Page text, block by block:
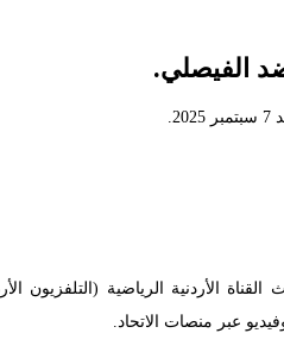
الفيصلي.
القناة الأردنية الرياضية (التلفزيون
عبر منصات الاتحاد.